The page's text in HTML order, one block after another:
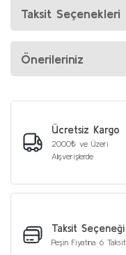
Taksit Seçenekleri
Önerileriniz
Ücretsiz Kargo
2000₺ ve Üzeri
Alışverişlerde
Taksit Seçeneği
Peşin Fiyatına 6 Taksit